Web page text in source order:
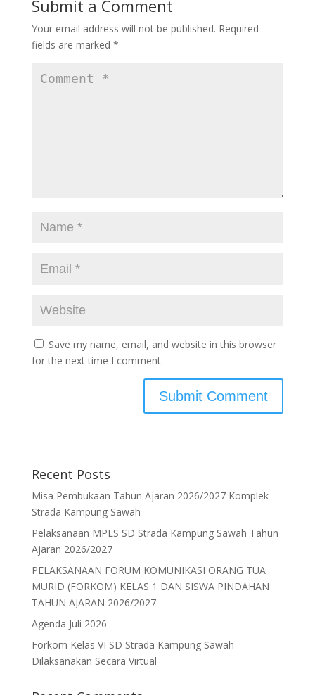
o
k
n
Submit a Comment
Your email address will not be published. Required
fields are marked *
Save my name, email, and website in this browser
for the next time I comment.
Recent Posts
Misa Pembukaan Tahun Ajaran 2026/2027 Komplek
Strada Kampung Sawah
Pelaksanaan MPLS SD Strada Kampung Sawah Tahun
Ajaran 2026/2027
PELAKSANAAN FORUM KOMUNIKASI ORANG TUA
MURID (FORKOM) KELAS 1 DAN SISWA PINDAHAN
TAHUN AJARAN 2026/2027
Agenda Juli 2026
Forkom Kelas VI SD Strada Kampung Sawah
Dilaksanakan Secara Virtual